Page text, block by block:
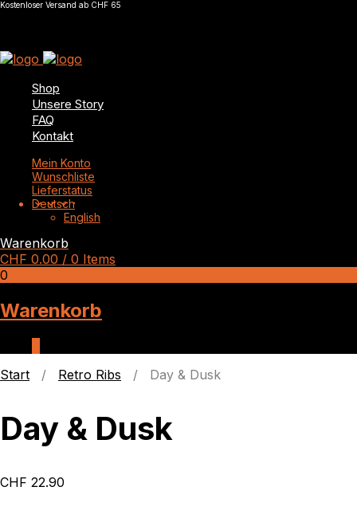
Kostenloser Versand ab CHF 65
Shop
Unsere Story
FAQ
Kontakt
Mein Konto
Wunschliste
Lieferstatus
Deutsch
English
Warenkorb
CHF 0.00 / 0 Items
0
Warenkorb
Start / Retro Ribs / Day & Dusk
Day & Dusk
CHF 22.90